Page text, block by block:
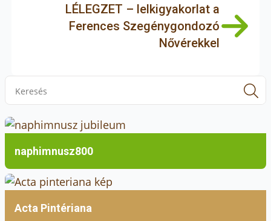
LÉLEGZET – lelkigyakorlat a
Ferences Szegénygondozó
Nővérekkel
naphimnusz800
Acta Pintériana